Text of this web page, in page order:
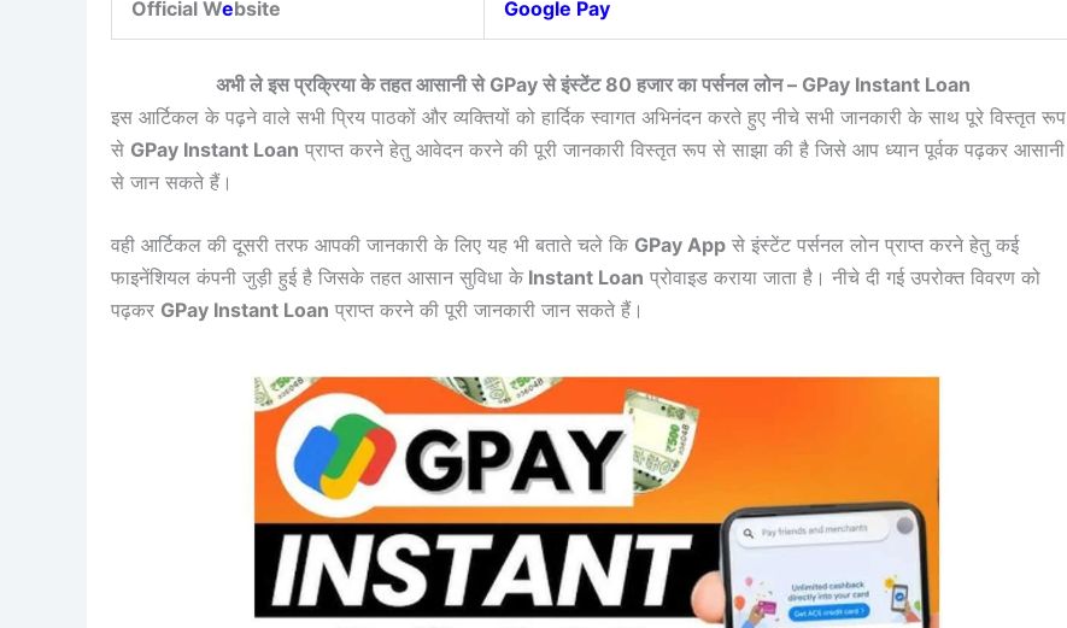
Official Website Google Pay
अभी ले इस प्रक्रिया के तहत आसानी से GPay से इंस्टेंट 80 हजार का पर्सनल लोन – GPay Instant Loan
इस आर्टिकल के पढ़ने वाले सभी प्रिय पाठकों और व्यक्तियों को हार्दिक स्वागत अभिनंदन करते हुए नीचे सभी जानकारी के साथ पूरे विस्तृत रूप
से GPay Instant Loan प्राप्त करने हेतु आवेदन करने की पूरी जानकारी विस्तृत रूप से साझा की है जिसे आप ध्यान पूर्वक पढ़कर आसानी
से जान सकते हैं।
वही आर्टिकल की दूसरी तरफ आपकी जानकारी के लिए यह भी बताते चले कि GPay App से इंस्टेंट पर्सनल लोन प्राप्त करने हेतु कई
फाइनेंशियल कंपनी जुड़ी हुई है जिसके तहत आसान सुविधा के Instant Loan प्रोवाइड कराया जाता है। नीचे दी गई उपरोक्त विवरण को
पढ़कर GPay Instant Loan प्राप्त करने की पूरी जानकारी जान सकते हैं।